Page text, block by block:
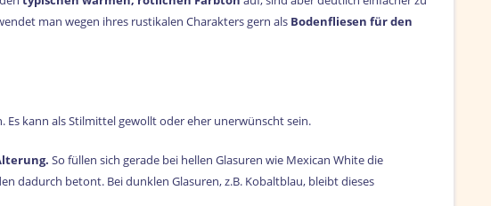
man wegen ihres rustikalen Charakters gern als Bodenfliesen für den
Es kann als Stilmittel gewollt oder eher unerwünscht sein.
So füllen sich gerade bei hellen Glasuren wie Mexican White die
dadurch betont. Bei dunklen Glasuren, z.B. Kobaltblau, bleibt dieses